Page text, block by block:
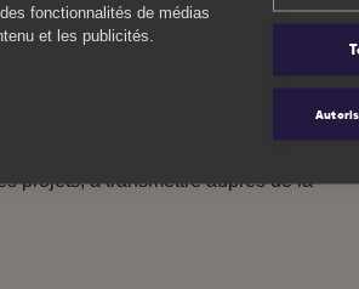
de recherche centré sur la santé
sur le document ci-dessous.
projets, à transmettre auprès de la
fonctionnalités de médias
et les publicités.